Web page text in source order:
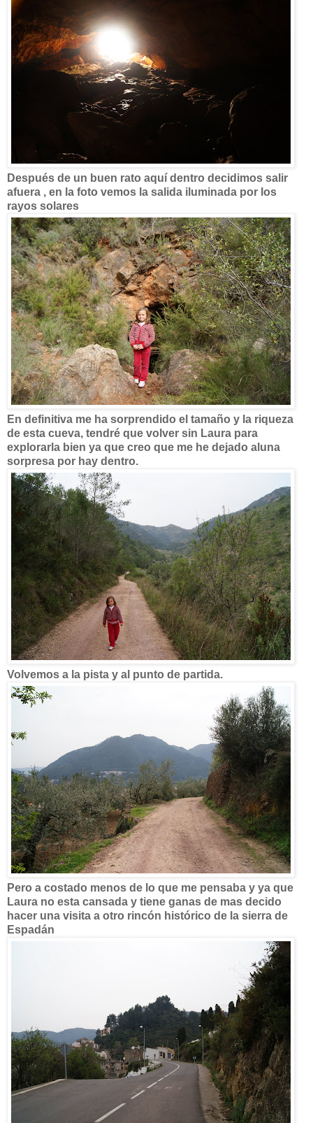
Después de un buen rato aquí dentro decidimos salir
afuera , en la foto vemos la salida iluminada por los
rayos solares
En definitiva me ha sorprendido el tamaño y la riqueza
de esta cueva, tendré que volver sin Laura para
explorarla bien ya que creo que me he dejado aluna
sorpresa por hay dentro.
Volvemos a la pista y al punto de partida.
Pero a costado menos de lo que me pensaba y ya que
Laura no esta cansada y tiene ganas de mas decido
hacer una visita a otro rincón histórico de la sierra de
Espadán